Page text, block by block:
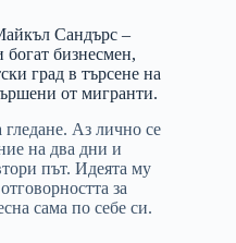
Сандърс –
богат бизнесмен,
град в търсене на
от мигранти.
Аз лично се
на два дни и
път. Идеята му
за
сама по себе си.